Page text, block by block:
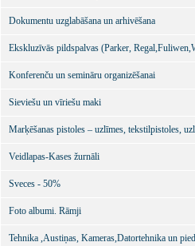
Dokumentu uzglabāšana un arhivēšana
Ekskluzīvās pildspalvas (Parker,
Konferenču un semināru organizēšanai
Sieviešu un vīriešu maki
Marķēšanas pistoles – uzlīmes, tekstilpistoles,
Veidlapas-Kases žurnāli
Sveces - 50%
Foto albumi. Rāmji
Tehnika ,Austiņas, Kameras,Datortehnika un